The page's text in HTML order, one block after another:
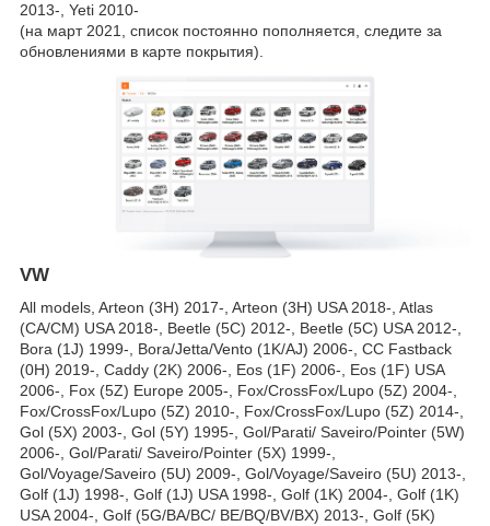
2013-, Yeti 2010-
(на март 2021, список постоянно пополняется, следите за
обновлениями в карте покрытия).
VW
All models, Arteon (3H) 2017-, Arteon (3H) USA 2018-, Atlas
(CA/CM) USA 2018-, Beetle (5C) 2012-, Beetle (5C) USA 2012-,
Bora (1J) 1999-, Bora/Jetta/Vento (1K/AJ) 2006-, CC Fastback
(0H) 2019-, Caddy (2K) 2006-, Eos (1F) 2006-, Eos (1F) USA
2006-, Fox (5Z) Europe 2005-, Fox/CrossFox/Lupo (5Z) 2004-,
Fox/CrossFox/Lupo (5Z) 2010-, Fox/CrossFox/Lupo (5Z) 2014-,
Gol (5X) 2003-, Gol (5Y) 1995-, Gol/Parati/ Saveiro/Pointer (5W)
2006-, Gol/Parati/ Saveiro/Pointer (5X) 1999-,
Gol/Voyage/Saveiro (5U) 2009-, Gol/Voyage/Saveiro (5U) 2013-,
Golf (1J) 1998-, Golf (1J) USA 1998-, Golf (1K) 2004-, Golf (1K)
USA 2004-, Golf (5G/BA/BC/ BE/BQ/BV/BX) 2013-, Golf (5K)